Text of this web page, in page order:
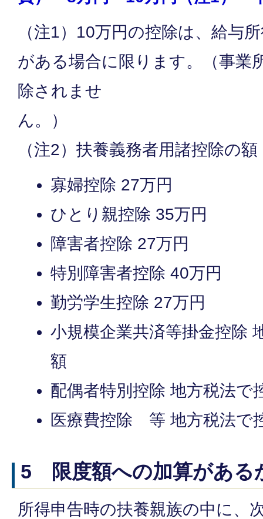
（注1）10万円の控除は、給与
がある場合に限ります。（事業
除されませ
（注2）扶養義務者用諸控除の額
寡婦控除 27万円
ひとり親控除 35万円
障害者控除 27万円
特別障害者控除 40万円
勤労学生控除 27万円
小規模企業共済等掛金控除
額
配偶者特別控除 地方税法で
医療費控除 等 地方税法で
5 限度額への加算がある
所得申告時の扶養親族の中に、